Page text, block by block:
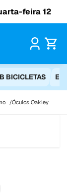
feira 12
BICICLETAS
Óculos Oakley